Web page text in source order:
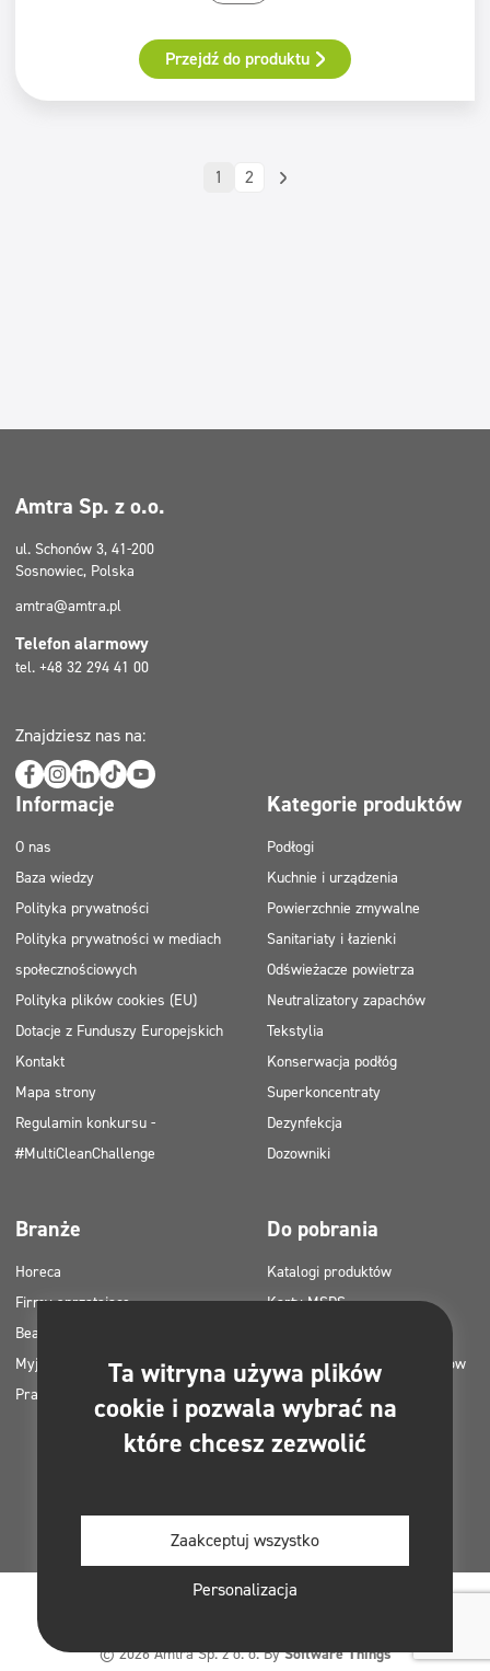
Przejdź do produktu
1 2
Amtra Sp. z o.o.
ul. Schonów 3, 41-200
Sosnowiec, Polska
amtra@amtra.pl
Telefon alarmowy
tel. +48 32 294 41 00
Znajdziesz nas na:
Informacje
O nas
Baza wiedzy
Polityka prywatności
Polityka prywatności w mediach
społecznościowych
Polityka plików cookies (EU)
Dotacje z Funduszy Europejskich
Kontakt
Mapa strony
Regulamin konkursu -
#MultiCleanChallenge
Kategorie produktów
Podłogi
Kuchnie i urządzenia
Powierzchnie zmywalne
Sanitariaty i łazienki
Odświeżacze powietrza
Neutralizatory zapachów
Tekstylia
Konserwacja podłóg
Superkoncentraty
Dezynfekcja
Dozowniki
Branże
Horeca
Firmy sprzątające
Beauty
Myjnie samochodowe
Pralnie
Do pobrania
Katalogi produktów
Karty MSDS
Plany zastosowania produktów
Pozwolenia i atesty
Zdjęcia do druku
© 2026 Amtra Sp. z o. o. BySoftware Things
Ta witryna używa plików
cookie i pozwala wybrać na
które chcesz zezwolić
Zaakceptuj wszystko
Personalizacja